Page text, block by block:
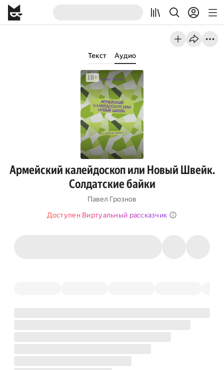
Текст Аудио
Армейский калейдоскоп или Новый Швейк.
Солдатские байки
Павел Грознов
Доступен Виртуальный рассказчик